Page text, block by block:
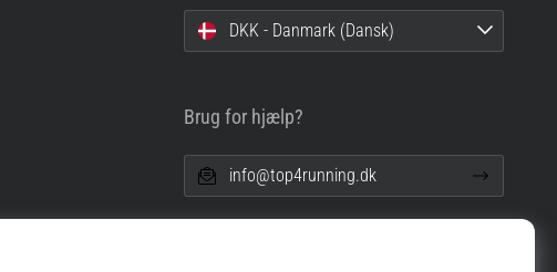
DKK - Danmark (Dansk)
Brug for hjælp?
info@top4running.dk